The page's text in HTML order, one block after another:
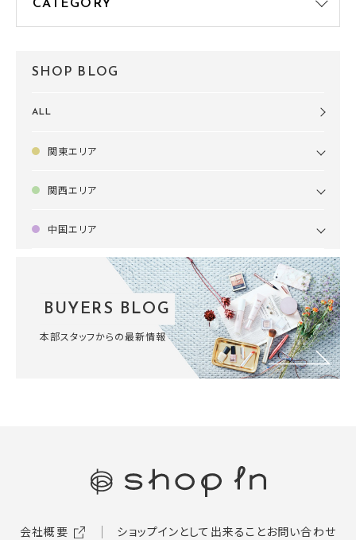
SHOP BLOG
ALL
関東エリア
関西エリア
中国エリア
BUYERS BLOG
本部スタッフからの最新情報
会社概要 ショップインとして出来ることお問い合わせ